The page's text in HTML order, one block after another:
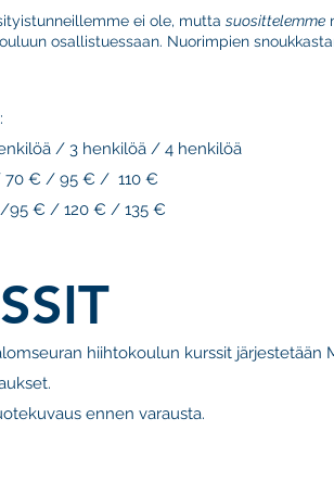
ei ole, mutta suosittelemme
osallistuessaan. Nuorimpien
/ 3 henkilöä / 4 henkilöä
70 € / 95 € / 110 €
/95 € / 120 € / 135 €
hiihtokoulun kurssit järjestetään
ennen varausta.